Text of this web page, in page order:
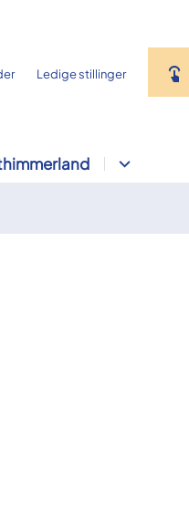
Ledige stillinger